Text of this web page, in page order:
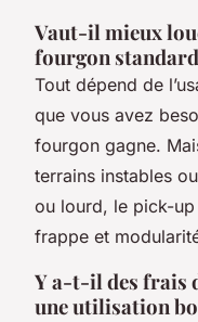
Vaut-il mieux
fourgon
Tout dépend de
que vous avez
fourgon gagne.
terrains instables
ou lourd, le pick-
frappe et
Y a-t-il des frais
une utilisation